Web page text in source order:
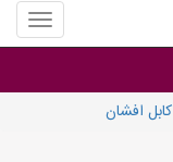
منوی
سایت
برقی
کابل افشان